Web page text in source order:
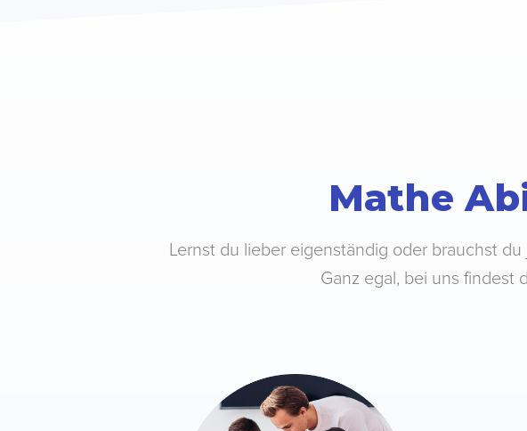
Mathe
Lernst du lieber eigenständig oder brauchst
Ganz egal, bei uns findest